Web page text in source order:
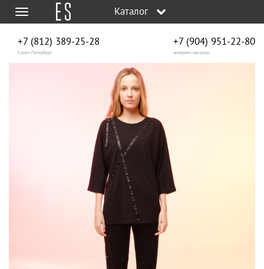
Меню Каталог
+7 (812) 389-25-28
Санкт-Петербург
+7 (904) 951‑22‑80
интернет-магазин